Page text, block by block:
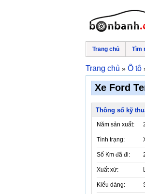
Trang chủ Tìm
Trang chủ » Ô tô
Xe Ford
Thông số kỹ
Năm sản xuất:
Tình trạng:
Số Km đã đi:
Xuất xứ:
Kiểu dáng: